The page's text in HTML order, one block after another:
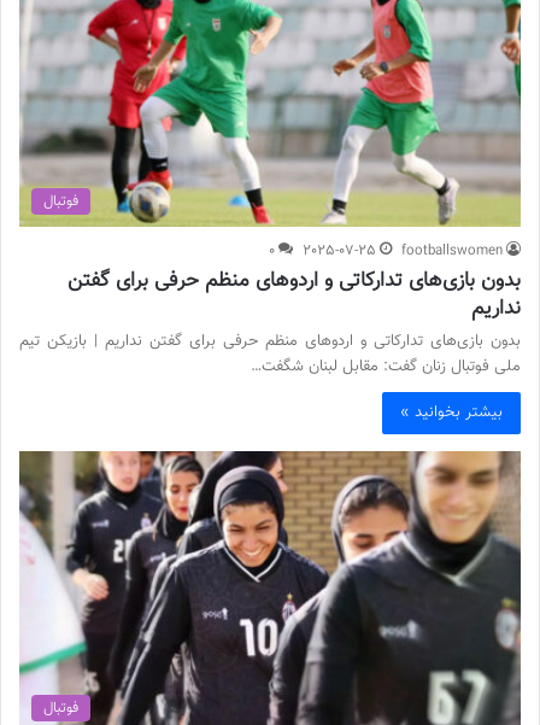
فوتبال
footballswomen
2025-07-25
0
بدون بازی‌های تدارکاتی و اردوهای منظم حرفی برای گفتن
نداریم
بدون بازی‌های تدارکاتی و اردوهای منظم حرفی برای گفتن نداریم | بازیکن تیم
ملی فوتبال زنان گفت: مقابل لبنان شگفت…
بیشتر بخوانید »
فوتبال